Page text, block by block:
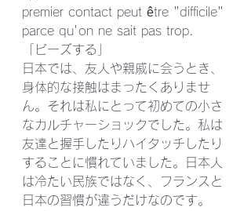
premier contact peut être "difficile"
parce qu'on ne sait pas trop.
「ビーズする」
日本では、友人や親戚に会うとき、
身体的な接触はまったくありませ
ん。それは私にとって初めての小さ
なカルチャーショックでした。私は
友達と握手したりハイタッチしたり
することに慣れていました。日本人
は冷たい民族ではなく、フランスと
日本の習慣が違うだけなのです。